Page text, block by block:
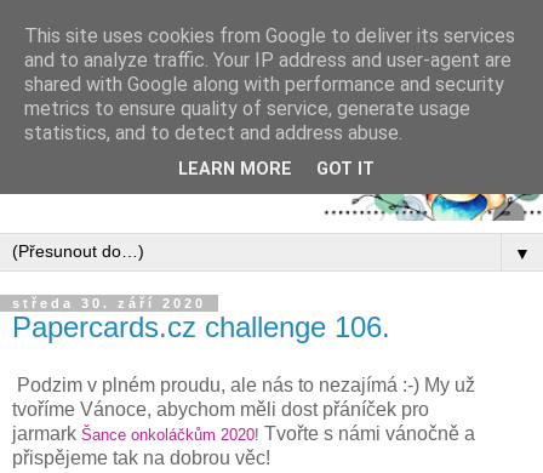
▼
středa 30. září 2020
Papercards.cz challenge 106.
Podzim v plném proudu, ale nás to nezajímá :-) My už
tvoříme Vánoce, abychom měli dost přáníček pro
jarmark Šance onkoláčkům 2020! Tvořte s námi vánočně a
přispějeme tak na dobrou věc!
This site uses cookies from Google to deliver its services
and to analyze traffic. Your IP address and user-agent are
shared with Google along with performance and security
metrics to ensure quality of service, generate usage
statistics, and to detect and address abuse.
LEARN MORE GOT IT